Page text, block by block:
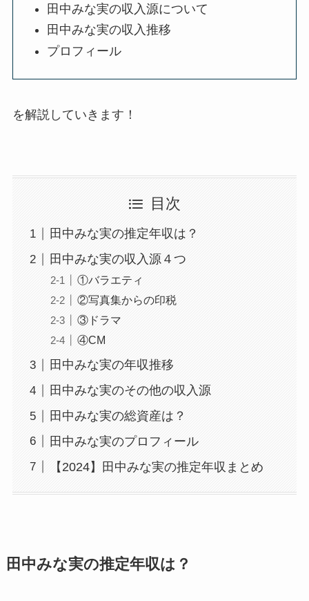
田中みな実の収入源について
田中みな実の収入推移
プロフィール
を解説していきます！
目次
田中みな実の推定年収は？
田中みな実の収入源４つ
①バラエティ
②写真集からの印税
③ドラマ
④CM
田中みな実の年収推移
田中みな実のその他の収入源
田中みな実の総資産は？
田中みな実のプロフィール
【2024】田中みな実の推定年収まとめ
田中みな実の推定年収は？